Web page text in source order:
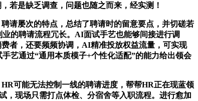
若是缺乏调查，问题也随之而来，经实测！
请屡次的特点，总结了聘请时的留意要点，并切磋若
的聘请流程冗长。AI面试手艺也能够间接进行调
者，还要频频协调，AI精准投放权益流量，可实现
艺通过“通用本质模子+个性化适配”的能力给出领会
可能无法控制一线的聘请进度，帮帮HR正在现蓝领
，现场只需打点体检、分宿舍等入职流程。进行愈加